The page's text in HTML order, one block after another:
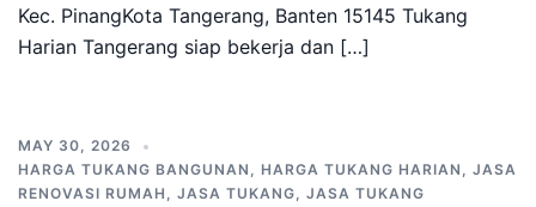
Kec. PinangKota Tangerang, Banten 15145 Tukang
Harian Tangerang siap bekerja dan […]
MAY 30, 2026
HARGA TUKANG BANGUNAN , HARGA TUKANG HARIAN , JASA
RENOVASI RUMAH , JASA TUKANG, JASA TUKANG